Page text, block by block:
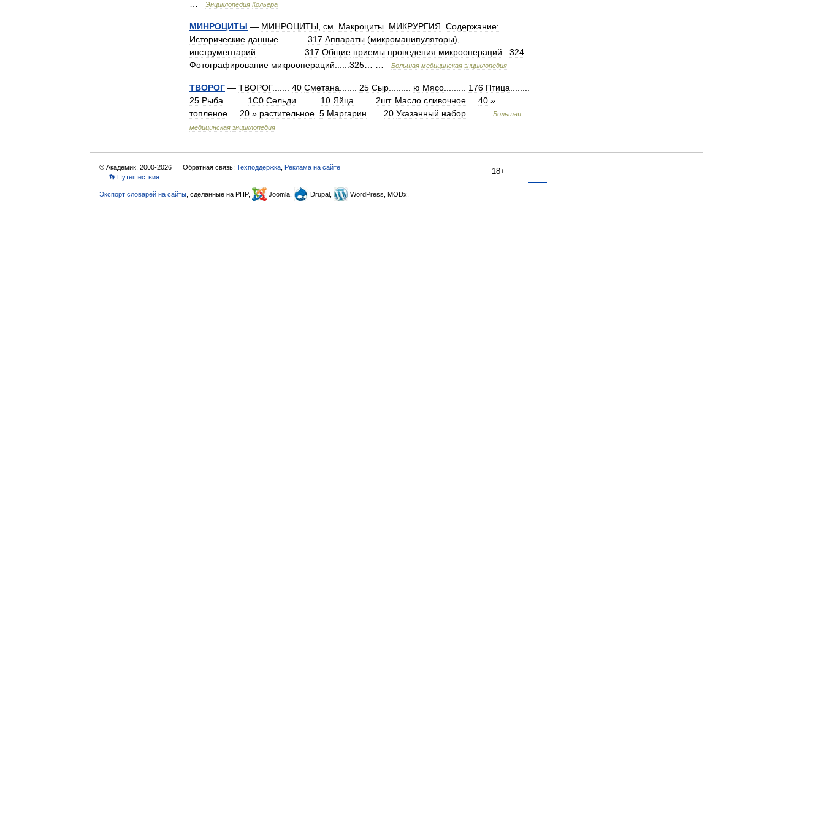
Энциклопедия Кольера
МИНРОЦИТЫ — МИНРОЦИТЫ см Макроциты МИКРУРГИЯ Содержание:
Исторические данные 317 Аппараты (микроманипуляторы),
инструментарий
317 Общие приемы проведения микроопераций
324
Фотографирование микроопераций 325 Большая медицинская энциклопедия
ТВОРОГ — ТВОРОГ....... 40 Сметана 25 Сыр ю Мясо 176 Птица
25 Рыба 1С0 Сельди 10 Яйца 2шт. Масло сливочное 40 »
топленое
20 » растительное 5 Маргарин 20 Указанный набор
Большая
медицинская энциклопедия
18+
© Академик, 2000-2026 Обратная связь: Техподдержка Реклама на сайте
👣 Путешествия
Экспорт словарей на сайты , сделанные на PHP, Joomla, Drupal, WordPress, MODx.